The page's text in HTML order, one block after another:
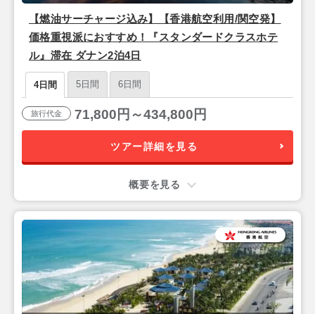
【燃油サーチャージ込み】【香港航空利用/関空発】
価格重視派におすすめ！『スタンダードクラスホテ
ル』滞在 ダナン2泊4日
4日間 5日間 6日間
旅行代金 71,800円～434,800円
ツアー詳細を見る
概要を見る